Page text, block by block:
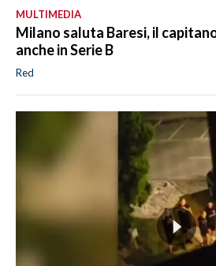
MULTIMEDIA
Milano saluta Baresi, il
anche in Serie B
Red